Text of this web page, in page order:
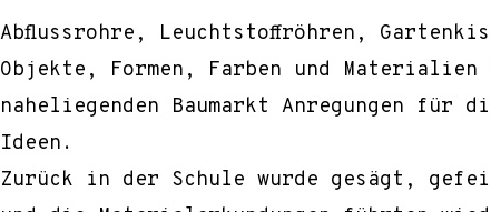
Abflussrohre, Leuchtstoffröhren,
Objekte, Formen, Farben und Materialien
naheliegenden Baumarkt Anregungen für
Ideen.
Zurück in der Schule wurde gesägt,